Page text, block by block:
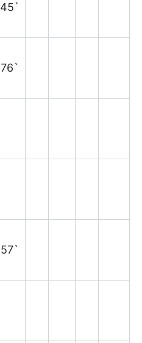
45`
76`
57`